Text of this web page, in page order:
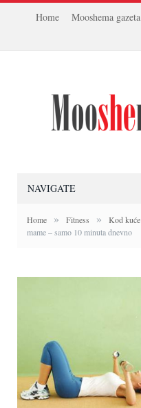
Home Mooshema gazeta
NAVIGATE
Home » Fitness » Kod kuće
mame – samo 10 minuta dnevno